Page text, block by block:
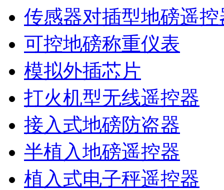
传感器对插型地磅遥控
可控地磅称重仪表
模拟外插芯片
打火机型无线遥控器
接入式地磅防盗器
半植入地磅遥控器
植入式电子秤遥控器